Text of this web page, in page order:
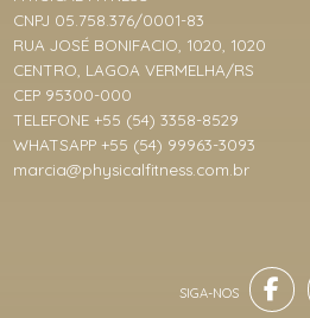
CNPJ 05.758.376/0001-83
RUA JOSÉ BONIFACIO, 1020, 1020
CENTRO, LAGOA VERMELHA/RS
CEP 95300-000
TELEFONE +55 (54) 3358-8529
WHATSAPP +55 (54) 99963-3093
marcia@physicalfitness.com.br